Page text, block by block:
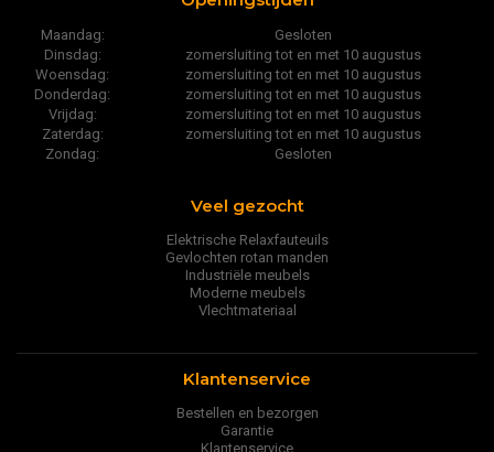
Maandag:
Gesloten
Dinsdag:
zomersluiting tot en met 10 augustus
Woensdag:
zomersluiting tot en met 10 augustus
Donderdag:
zomersluiting tot en met 10 augustus
Vrijdag:
zomersluiting tot en met 10 augustus
Zaterdag:
zomersluiting tot en met 10 augustus
Zondag:
Gesloten
Veel gezocht
Elektrische Relaxfauteuils
Gevlochten rotan manden
Industriële meubels
Moderne meubels
Vlechtmateriaal
Klantenservice
Bestellen en bezorgen
Garantie
Klantenservice